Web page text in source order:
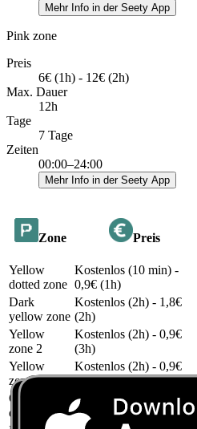
Mehr Info in der Seety App
Pink zone
Preis
6€ (1h) - 12€ (2h)
Max. Dauer
12h
Tage
7 Tage
Zeiten
00:00–24:00
Mehr Info in der Seety App
Zone Preis
Yellow
dotted zone
Kostenlos (10 min) -
0,9€ (1h)
Dark
yellow zone
Kostenlos (2h) - 1,8€
(2h)
Yellow
zone 2
Kostenlos (2h) - 0,9€
(3h)
Yellow
zone
Kostenlos (2h) - 0,9€
(3h)
Orange
dotted zone
Kostenlos (10 min) -
1,4€ (1h)